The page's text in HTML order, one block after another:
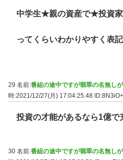
中学生★親の資産で★投資家
ってくらいわかりやすく表
29 名前:番組の途中ですが翡翠の名無し
時:2021/12/27(月) 17:04:25.48
投資の才能があるなら1億で
30 名前:番組の途中ですが翡翠の名無し